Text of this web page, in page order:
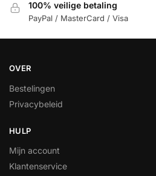
100% veilige betaling
PayPal / MasterCard / Visa
OVER
Bestelingen
Privacybeleid
HULP
Mijn account
Klantenservice